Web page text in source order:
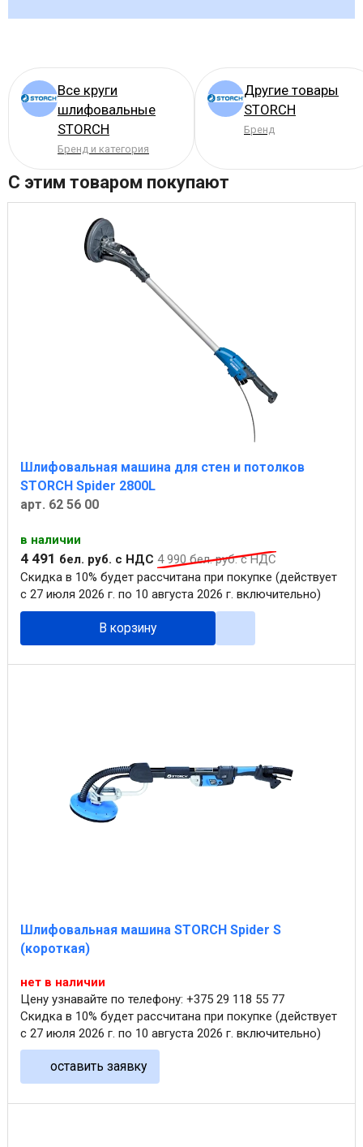
Все круги
шлифовальные
STORCH
Бренд и категория
Другие товары
STORCH
Бренд
С этим товаром покупают
Шлифовальная машина для стен и потолков
STORCH Spider 2800L
арт. 62 56 00
в наличии
4 491 бел. руб. с НДС 4 990бел. руб. с НДС
Скидка в 10% будет рассчитана при покупке (действует
с 27 июля 2026 г. по 10 августа 2026 г. включительно)
В корзину
Шлифовальная машина STORCH Spider S
(короткая)
нет в наличии
Цену узнавайте по телефону: +375 29 118 55 77
Скидка в 10% будет рассчитана при покупке (действует
с 27 июля 2026 г. по 10 августа 2026 г. включительно)
оставить заявку